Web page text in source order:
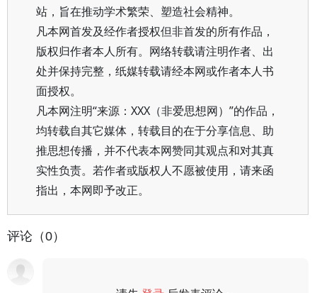
站，旨在推动学术繁荣、塑造社会精神。
凡本网首发及经作者授权但非首发的所有作品，
版权归作者本人所有。网络转载请注明作者、出
处并保持完整，纸媒转载请经本网或作者本人书
面授权。
凡本网注明“来源：XXX（非爱思想网）”的作品，
均转载自其它媒体，转载目的在于分享信息、助
推思想传播，并不代表本网赞同其观点和对其真
实性负责。若作者或版权人不愿被使用，请来函
指出，本网即予改正。
评论（0）